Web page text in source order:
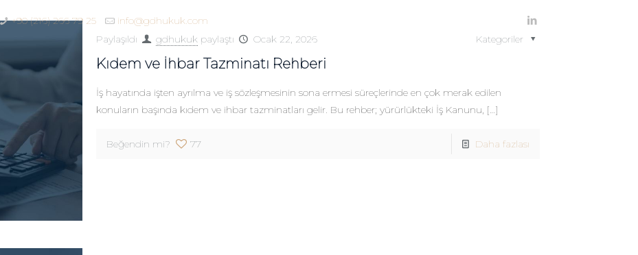
+90 (216) 266 79 25
info@gdhukuk.com
Paylaşıldı
gdhukuk paylaştı Ocak 22, 2026 Kategoriler
Kıdem ve İhbar Tazminatı Rehberi
İş hayatında işten ayrılma ve iş sözleşmesinin sona ermesi süreçlerinde en çok merak edilen
konuların başında kıdem ve ihbar tazminatları gelir. Bu rehber; yürürlükteki İş Kanunu, […]
Beğendin mi? 77 Daha fazlası